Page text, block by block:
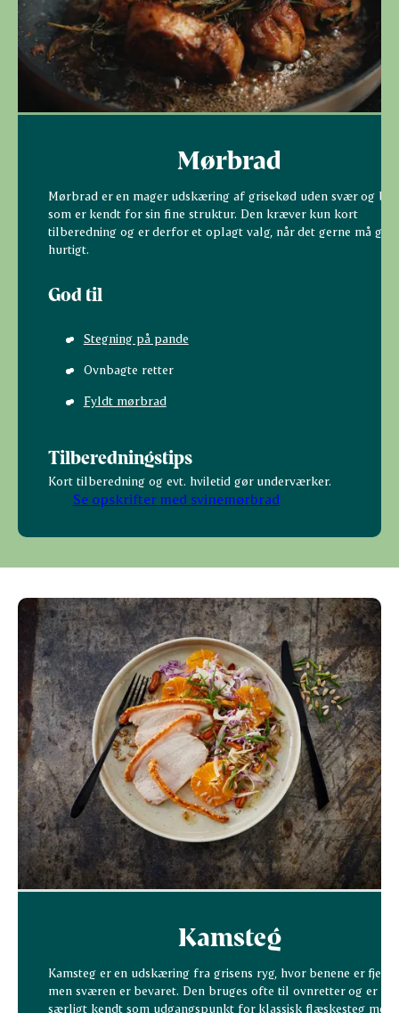
Mørbrad
Mørbrad er en mager udskæring af grisekød uden svær og
som er kendt for sin fine struktur. Den kræver kun kort
tilberedning og er derfor et oplagt valg, når det gerne må gå
hurtigt.
God til
Stegning på pande
Ovnbagte retter
Fyldt mørbrad
Tilberedningstips
Kort tilberedning og evt. hviletid gør underværker.
Se opskrifter med svinemørbrad
Kamsteg
Kamsteg er en udskæring fra grisens ryg, hvor benene er
men sværen er bevaret. Den bruges ofte til ovnretter og er
særligt kendt som udgangspunkt for klassisk flæskesteg med